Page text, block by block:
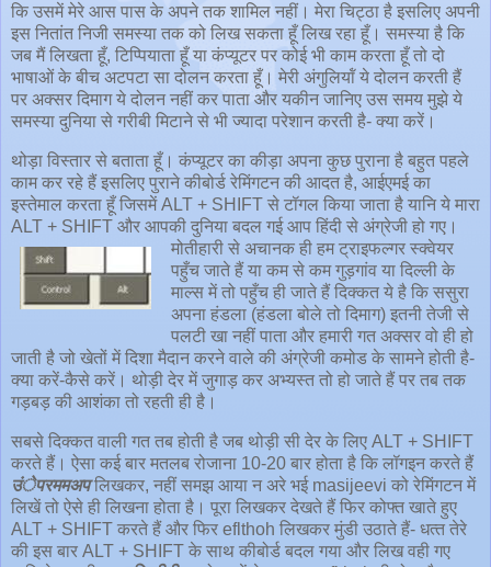
कि उसमें मेरे आस पास के अपने तक शामिल नहीं। मेरा चिट्ठा है इसलिए अपनी
इस नितांत निजी समस्‍या तक को लिख सकता हूँ लिख रहा हूँ। समस्‍या है कि
जब मैं लिखता हूँ, टिप्पियाता हूँ या कंप्‍यूटर पर कोई भी काम करता हूँ तो दो
भाषाओं के बीच अटपटा सा दोलन करता हूँ। मेरी अंगुलियॉं ये दोलन करती हैं
पर अक्‍सर दिमाग ये दोलन नहीं कर पाता और यकीन जानिए उस समय मुझे ये
समस्‍या दुनिया से गरीबी मिटाने से भी ज्‍यादा परेशान करती है- क्‍या करें।
थोड़ा विस्‍तार से बताता हूँ। कंप्‍यूटर का कीड़ा अपना कुछ पुराना है बहुत पहले
काम कर रहे हैं इसलिए पुराने कीबोर्ड रेमिंगटन की आदत है, आईएमई का
इस्‍तेमाल करता हूँ जिसमें ALT + SHIFT से टॉगल किया जाता है यानि ये मारा
ALT + SHIFT और आपकी दुनिया बदल गई आप हिंदी से अंग्रेजी हो गए।
मोतीहारी से अचानक ही हम ट्राइफल्‍गर स्‍क्‍वेयर
पहुँच जाते हैं या कम से कम गुड़गांव या दिल्‍ली के
माल्‍स में तो पहुँच ही जाते हैं दिक्‍कत ये है कि ससुरा
अपना हंडला (हंडला बोले तो दिमाग) इतनी तेजी से
पलटी खा नहीं पाता और हमारी गत अक्‍सर वो ही हो
जाती है जो खेतों में दिशा मैदान करने वाले की अंग्रेजी कमोड के सामने होती है-
क्‍या करें-कैसे करें। थोड़ी देर में जुगाड़ कर अभ्‍यस्‍त तो हो जाते हैं पर तब तक
गड़बड़ की आशंका तो रहती ही है।
सबसे दिक्‍कत वाली गत तब होती है जब थोड़ी सी देर के लिए ALT + SHIFT
करते हैं। ऐसा कई बार मतलब रोजाना 10-20 बार होता है कि लॉगइन करते हैं
उंेपरममअपलिखकर, नहीं समझ आया न अरे भई masijeevi को रेमिंगटन में
लिखें तो ऐसे ही लिखना होता है। पूरा लिखकर देखते हैं फिर कोफ्त खाते हुए
ALT + SHIFT करते हैं और फिर eflthoh लिखकर मुंडी उठाते हैं- धत्‍त तेरे
की इस बार ALT + SHIFT के साथ कीबोर्ड बदल गया और लिख वही गए